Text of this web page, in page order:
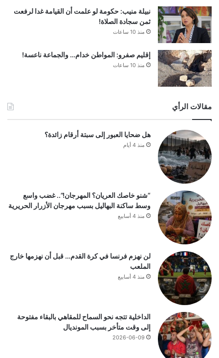
نبيلة منيب: حكومة لو علمت أن القيامة غدا لرفعت
ثمن سجادة الصلاة!
منذ 10 ساعات
إقليم صفرو: المواطن خدام… والجماعة ناعسة!
منذ 10 ساعات
مقالات الرأي
هل ضحايا العبور إلى سبتة أرقام زائدة؟
منذ 4 أيام
“شنو خاصك العريان؟ المهرجان!”.. غضب واسع
وسط ساكنة البهاليل بسبب مهرجان الأزرار الحريرية
منذ 4 أسابيع
لن نهزم فرنسا في كرة القدم… قبل أن نهزمها خارج
الملعب
منذ 4 أسابيع
الداخلية تتجه نحو السماح للمقاهي بالبقاء مفتوحة
إلى وقت متأخر بسبب المونديال
2026-06-09